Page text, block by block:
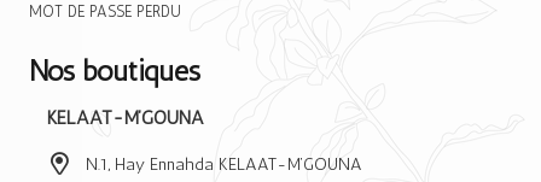
MOT DE PASSE PERDU
Nos boutiques
KELAAT-M’GOUNA
N.1, Hay Ennahda KELAAT-M’GOUNA